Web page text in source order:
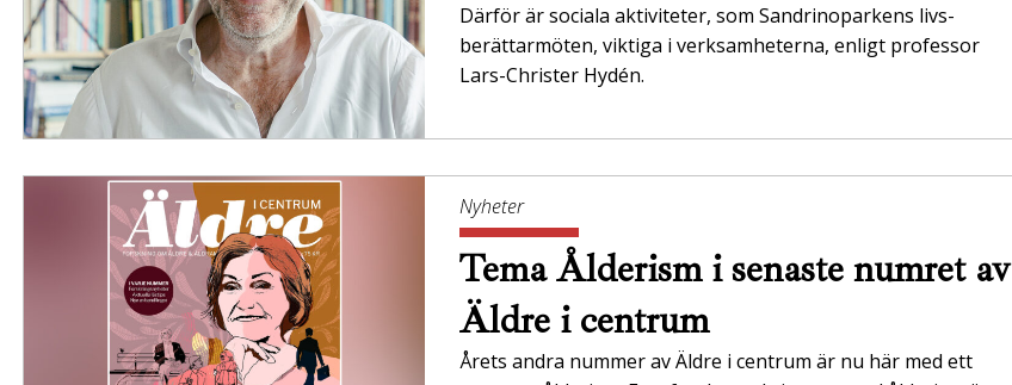
Därför är sociala aktiviteter, som Sandrinoparkens livs­
berättarmöten, viktiga i verksamheterna,­ enligt professor
Lars-Christer Hydén.
Nyheter
Tema Ålderism i senaste numret av
Äldre i centrum
Årets andra nummer av Äldre i centrum är nu här med ett